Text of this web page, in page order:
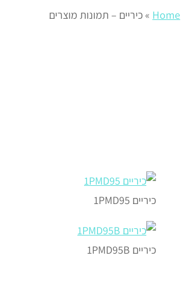
Home
»כיריים – תמונות מוצרים
כיריים 1PMD95
כיריים 1PMD95B